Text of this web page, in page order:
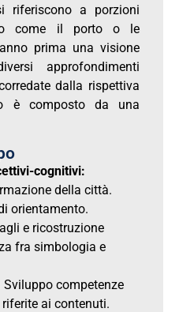
riferiscono a porzioni
come il porto o le
prima una visione
approfondimenti
dalla rispettiva
è composto da una
cognitivi:
della città.
orientamento.
e ricostruzione
fra simbologia e
Sviluppo competenze
ai contenuti.